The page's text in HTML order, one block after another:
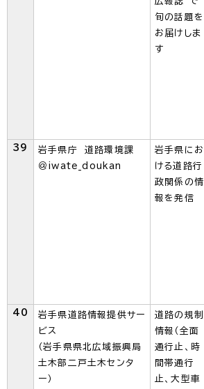
旬の話題を
お届けしま
す
39
岩手県庁 道路環境課
＠iwate_doukan
岩手県にお
ける道路行
政関係の情
報を発信
40
岩手県道路情報提供サー
ビス
（岩手県県北広域振興局
土木部二戸土木センタ
ー）
道路の規制
情報（全面
通行止、時
間帯通行
止、大型車